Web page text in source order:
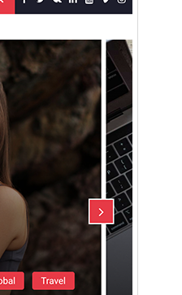
8. септембар 2020.
50+
5.5